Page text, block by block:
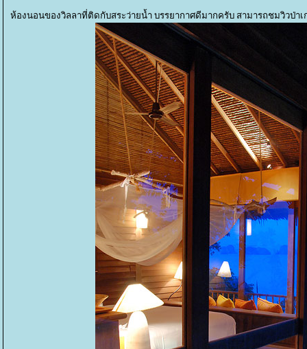
ห้องนอนของวิลลาที่ติดกับสระว่ายน้ำ บรรยากาศดีมากครับ สามารถชมวิวป่า